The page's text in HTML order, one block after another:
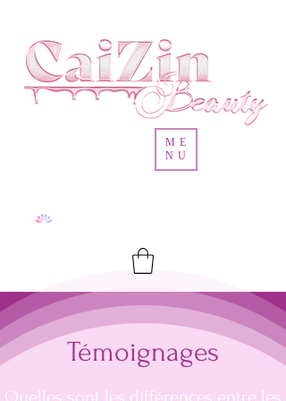
ME
NU
Témoignages
Quelles sont les différences entre les